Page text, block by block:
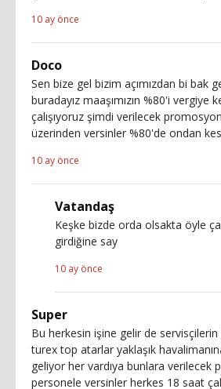
10 ay önce
Doco
Sen bize gel bizim açımızdan bi bak
buradayız maaşımızın %80'i vergiye
çalışıyoruz şimdi verilecek
üzerinden versinler %80'de ondan
10 ay önce
Vatandaş
Keşke bizde orda olsakta öyle
girdiğine say
10 ay önce
Super
Bu herkesin işine gelir de
turex top atarlar yaklaşık
geliyor her vardıya bunlara verilecek
personele versinler herkes 18 saat